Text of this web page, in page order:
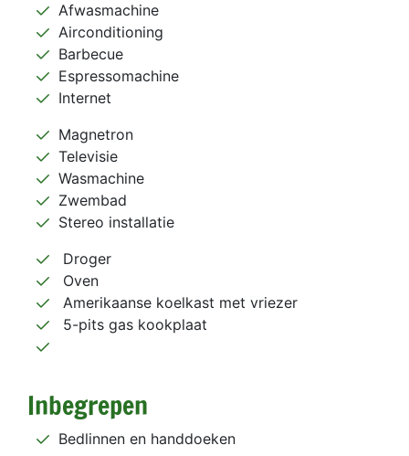
Afwasmachine
Airconditioning
Barbecue
Espressomachine
Internet
Magnetron
Televisie
Wasmachine
Zwembad
Stereo installatie
Droger
Oven
Amerikaanse koelkast met vriezer
5-pits gas kookplaat
Inbegrepen
Bedlinnen en handdoeken